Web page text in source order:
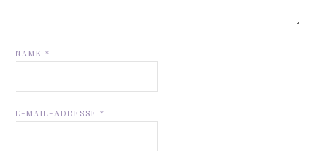
NAME*
E-MAIL-ADRESSE*